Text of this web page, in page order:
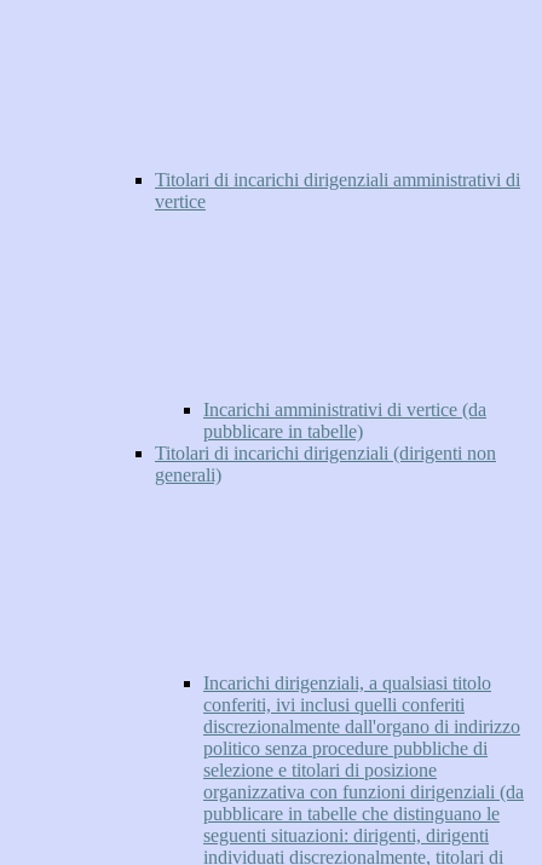
Titolari di incarichi dirigenziali amministrativi di
vertice
Incarichi amministrativi di vertice (da
pubblicare in tabelle)
Titolari di incarichi dirigenziali (dirigenti non
generali)
Incarichi dirigenziali, a qualsiasi titolo
conferiti, ivi inclusi quelli conferiti
discrezionalmente dall'organo di indirizzo
politico senza procedure pubbliche di
selezione e titolari di posizione
organizzativa con funzioni dirigenziali (da
pubblicare in tabelle che distinguano le
seguenti situazioni: dirigenti, dirigenti
individuati discrezionalmente, titolari di